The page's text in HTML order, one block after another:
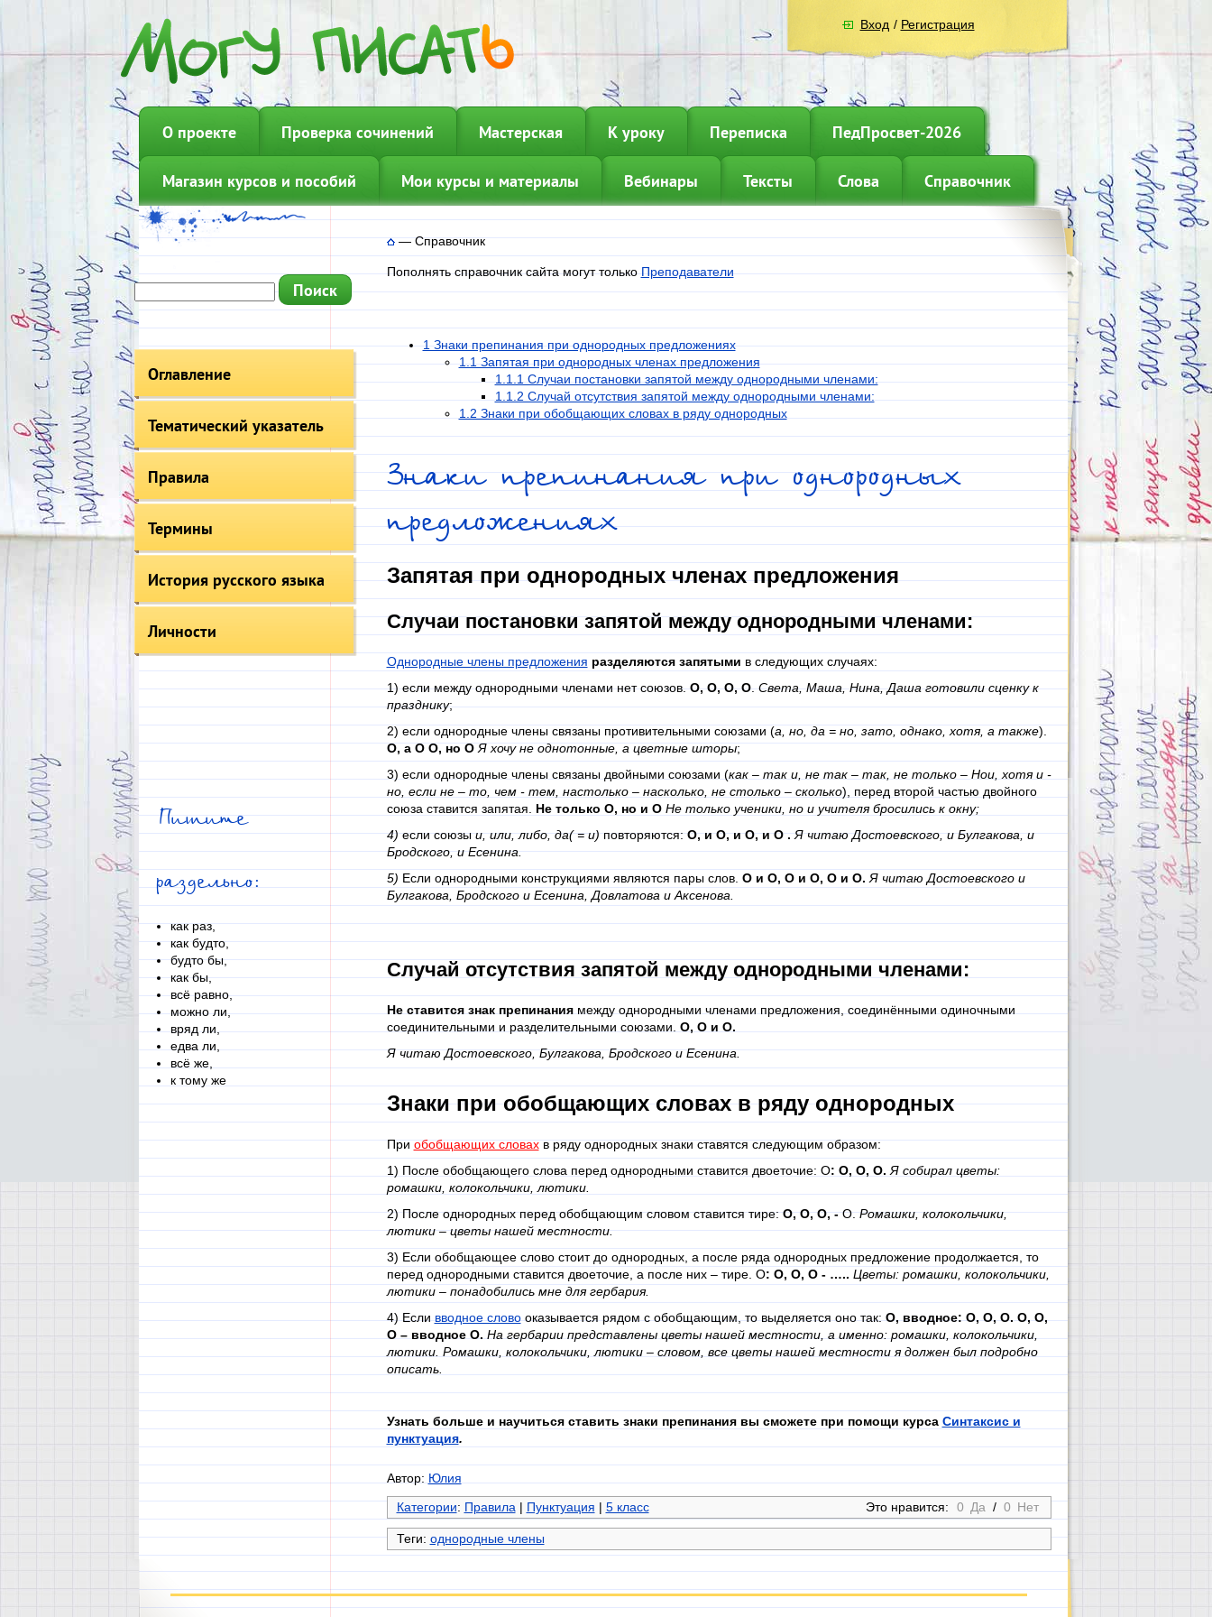
Вход / Регистрация
О проекте Проверка сочинений Мастерская К уроку Переписка ПедПросвет-2026
Магазин курсов и пособий Мои курсы и материалы Вебинары Тексты Слова Справочник
Оглавление
Тематический указатель
Правила
Термины
История русского языка
Личности
Пишите
раздельно:
как раз,
как будто,
будто бы,
как бы,
всё равно,
можно ли,
вряд ли,
едва ли,
всё же,
к тому же
—Справочник
Пополнять справочник сайта могут толькоПреподаватели
1 Знаки препинания при однородных предложениях
1.1 Запятая при однородных членах предложения
1.1.1 Случаи постановки запятой между однородными членами:
1.1.2 Случай отсутствия запятой между однородными членами:
1.2 Знаки при обобщающих словах в ряду однородных
Знаки препинания при однородных
предложениях
Запятая при однородных членах предложения
Случаи постановки запятой между однородными членами:
Однородные члены предложения разделяются запятыми в следующих случаях:
1) если между однородными членами нет союзов.О, О, О, О.Света, Маша, Нина, Даша готовили сценку к
празднику;
2) если однородные члены связаны противительными союзами (а, но, да = но, зато, однако, хотя, а также).
О, а О О, но ОЯ хочу не однотонные, а цветные шторы;
3) если однородные члены связаны двойными союзами (как – так и, не так – так, не только – Нои, хотя и -
но, если не – то, чем - тем, настолько – насколько, не столько – сколько), перед второй частью двойного
союза ставится запятая. Не только О, но и О Не только ученики, но и учителя бросились к окну;
4)если союзыи, или, либо, да( = и)повторяются:О, и О, и О, и О .Я читаю Достоевского, и Булгакова, и
Бродского, и Есенина.
5) Если однородными конструкциями являются пары слов. О и О, О и О, О и О. Я читаю Достоевского и
Булгакова, Бродского и Есенина, Довлатова и Аксенова.
Случай отсутствия запятой между однородными членами:
Не ставится знак препинаниямежду однородными членами предложения, соединёнными одиночными
соединительными и разделительными союзами. О, О и О.
Я читаю Достоевского, Булгакова, Бродского и Есенина.
Знаки при обобщающих словах в ряду однородных
Приобобщающих словахв ряду однородных знаки ставятся следующим образом:
1) После обобщающего слова перед однородными ставится двоеточие: О: О, О, О. Я собирал цветы:
ромашки, колокольчики, лютики.
2) После однородных перед обобщающим словом ставится тире:О, О, О, -О.Ромашки, колокольчики,
лютики – цветы нашей местности.
3) Если обобщающее слово стоит до однородных, а после ряда однородных предложение продолжается, то
перед однородными ставится двоеточие, а после них – тире. О: О, О, О - ….. Цветы: ромашки, колокольчики,
лютики – понадобились мне для гербария.
4) Есливводное словооказывается рядом с обобщающим, то выделяется оно так:О, вводное: О, О, О. О, О,
О – вводное О. На гербарии представлены цветы нашей местности, а именно: ромашки, колокольчики,
лютики. Ромашки, колокольчики, лютики – словом, все цветы нашей местности я должен был подробно
описать.
Узнать больше и научиться ставить знаки препинания вы сможете при помощи курса Синтаксис и
пунктуация.
Автор: Юлия
Категории: Правила | Пунктуация | 5 класс Это нравится: 0 Да / 0 Нет
Теги: однородные члены